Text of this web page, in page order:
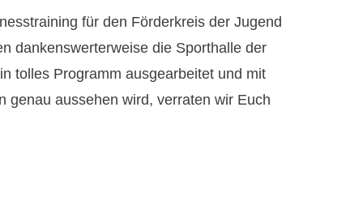
für den Förderkreis der Jugend
dankenswerterweise die Sporthalle der
tolles Programm ausgearbeitet und mit
genau aussehen wird, verraten wir Euch